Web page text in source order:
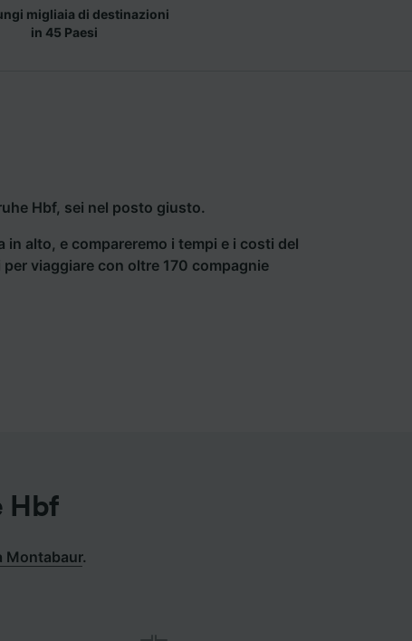
migliaia di destinazioni
in 45 Paesi
Hbf, sei nel posto giusto.
alto, e compareremo i tempi e i costi del
viaggiare con oltre 170 compagnie
Hbf
Montabaur.